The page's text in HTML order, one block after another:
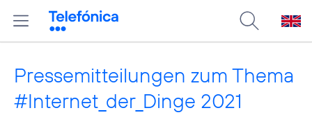
Pressemitteilungen zum Thema
#Internet_der_Dinge 2021